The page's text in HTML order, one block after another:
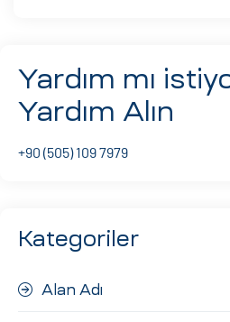
Yardım mı
Yardım Alın
+90 (505) 109 7979
Kategoriler
Alan Adı